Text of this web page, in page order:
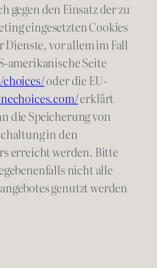
gegen den Einsatz der zu
eingesetzten Cookies
Dienste, vor allem im Fall
amerikanische Seite
oder die EU-
erklärt
die Speicherung von
in den
erreicht werden. Bitte
nicht alle
genutzt werden